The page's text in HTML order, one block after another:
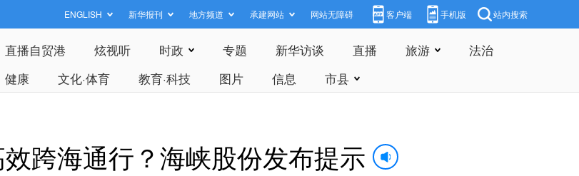
ENGLISH 新华报刊 地方频道 承建网站 网站无障碍 客户端 手机版 站内搜索
直播自贸港 炫视听 时政 专题 新华访谈 直播 旅游
法治
健康 文化·体育 教育·科技 图片 信息 市县
跨海通行？海峡股份发布提示